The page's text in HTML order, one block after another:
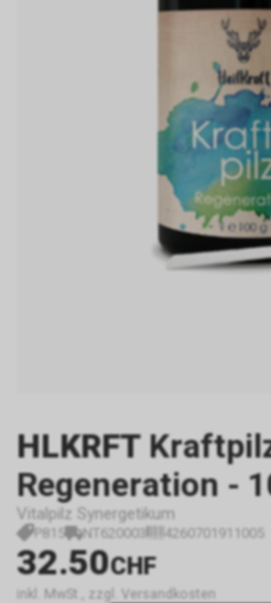
HLKRFT
Regeneration -
Vitalpilz Synergetikum
P815 NT620003 4260701911005
32.50CHF
inkl. MwSt., zzgl. Versandkosten